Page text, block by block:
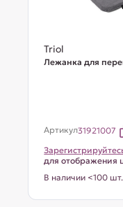
Triol
Лежанка для
Артикул31921007
для отображения
В наличии <100 шт.